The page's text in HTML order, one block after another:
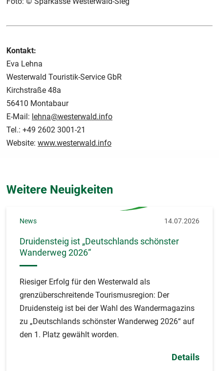
Kontakt:
Eva Lehna
Westerwald Touristik-Service GbR
Kirchstraße 48a
56410 Montabaur
E-Mail: lehna@westerwald.info
Tel.: +49 2602 3001-21
Website: www.westerwald.info
Weitere Neuigkeiten
News 14.07.2026
Druidensteig ist „Deutschlands schönster
Wanderweg 2026“
Riesiger Erfolg für den Westerwald als
grenzüberschreitende Tourismusregion: Der
Druidensteig ist bei der Wahl des Wandermagazins
zu „Deutschlands schönster Wanderweg 2026“ auf
den 1. Platz gewählt worden.
Details